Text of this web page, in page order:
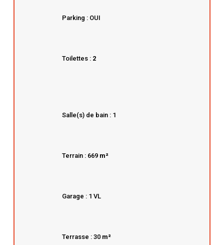
Parking : OUI
Toilettes : 2
Salle(s) de bain : 1
Terrain : 669 m²
Garage : 1 VL
Terrasse : 30 m²